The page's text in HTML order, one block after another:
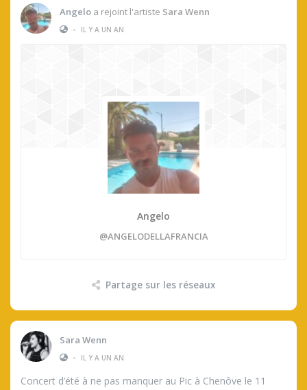
Angelo a rejoint l'artiste Sara Wenn
•
IL Y A UN AN
Angelo
@ANGELODELLAFRANCIA
Partage sur les réseaux
Sara Wenn
•
IL Y A UN AN
Concert d’été à ne pas manquer au Pic à Chenôve le 11